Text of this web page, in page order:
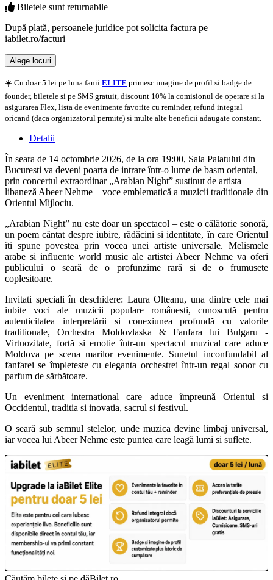
Biletele sunt returnabile
După plată, persoanele juridice pot solicita factura pe
iabilet.ro/facturi
Alege locuri
☀️ Cu doar 5 lei pe luna fanii ELITE primesc imagine de profil si badge de
founder, biletele si pe SMS gratuit, discount 10% la comisionul de operare si la
asigurarea Flex, lista de evenimente favorite cu reminder, refund integral
oricand (daca organizatorul permite) si multe alte beneficii adaugate constant.
Detalii
În seara de 14 octombrie 2026, de la ora 19:00, Sala Palatului din
Bucuresti va deveni poarta de intrare într-o lume de basm oriental,
prin concertul extraordinar „Arabian Night” sustinut de artista
libaneză Abeer Nehme – voce emblematică a muzicii traditionale din
Orientul Mijlociu.
„Arabian Night” nu este doar un spectacol – este o călătorie sonoră,
un poem cântat despre iubire, rădăcini si identitate, în care Orientul
îti spune povestea prin vocea unei artiste universale. Melismele
arabe si influente world music ale artistei Abeer Nehme va oferi
publicului o seară de o profunzime rară si de o frumusete
coplesitoare.
Invitati speciali în deschidere: Laura Olteanu, una dintre cele mai
iubite voci ale muzicii populare românesti, cunoscută pentru
autenticitatea interpretării si conexiunea profundă cu valorile
traditionale, Orchestra Moldovlaska & Fanfara lui Bulgaru -
Virtuozitate, fortă si emotie într-un spectacol muzical care aduce
Moldova pe scena marilor evenimente. Sunetul inconfundabil al
fanfarei se împleteste cu eleganta orchestrei într-un regal sonor cu
parfum de sărbătoare.
Un eveniment international care aduce împreună Orientul si
Occidentul, traditia si inovatia, sacrul si festivul.
O seară sub semnul stelelor, unde muzica devine limbaj universal,
iar vocea lui Abeer Nehme este puntea care leagă lumi si suflete.